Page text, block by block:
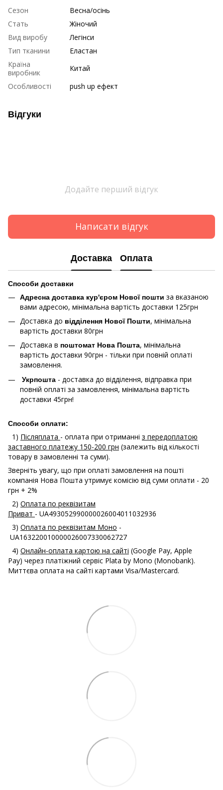
Сезон
Весна/осінь
Стать
Жіночий
Вид виробу
Легінси
Тип тканини
Еластан
Країна
виробник
Китай
Особливості
push up ефект
Відгуки
Додайте перший відгук
Написати відгук
Доставка Оплата
Способи доставки
Адресна доставка кур'єром Нової пошти за вказаною
вами адресою, мінімальна вартість доставки 125грн
Доставка до відділення Нової Пошти, мінімальна
вартість доставки 80грн
Доставка в поштомат Нова Пошта, мінімальна
вартість доставки 90грн - тільки при повній оплаті
замовлення.
Укрпошта - доставка до відділення, відправка при
повній оплаті за замовлення, мінімальна вартість
доставки 45грн!
Способи оплати:
1) Післяплата - оплата при отриманні з передоплатою
заставного платежу 150-200 грн (залежить від кількості
товару в замовленні та суми).
Зверніть увагу, що при оплаті замовлення на пошті
компанія Нова Пошта утримує комісію від суми оплати - 20
грн + 2%
2) Оплата по реквізитам
Приват - UA493052990000026004011032936
3) Оплата по реквізитам Моно -
UA163220010000026007330062727
4) Онлайн-оплата картою на сайті (Google Pay, Apple
Pay) через платіжний сервіс Plata by Mono (Monobank).
Миттєва оплата на сайті картами Visa/Mastercard.